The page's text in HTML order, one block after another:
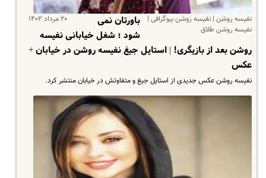
نفیسه روشن | نفیسه روشن بیوگرافی |
نفیسه روشن طلاق
۲۰ مرداد ۱۴۰۲
باورتان نمی
شود ؛ شغل خیابانی نفیسه
روشن بعد از بازیگری! | استایل جیغ نفیسه روشن در خیابان +
عکس
نفیسه روشن عکس جدیدی از استایل جیغ و متفاوتش در خیابان منتشر کرد.